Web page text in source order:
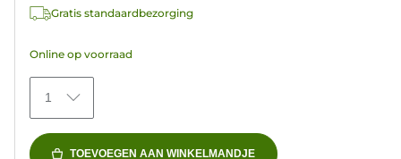
sterren.
beoordelingen
Gratis standaardbezorging
Online op voorraad
1
TOEVOEGEN AAN WINKELMANDJE